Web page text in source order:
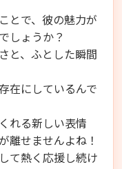
とで、彼の魅力が
しょうか？
と、ふとした瞬間
在にしているんで
れる新しい表情
離せませんよね！
て熱く応援し続け